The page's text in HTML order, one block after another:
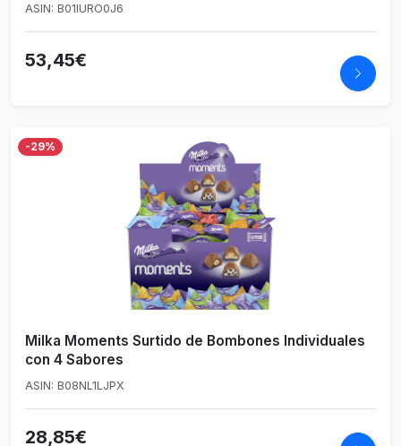
ASIN: B01IURO0J6
53,45€
-29%
Milka Moments Surtido de Bombones Individuales
con 4 Sabores
ASIN: B08NL1LJPX
28,85€